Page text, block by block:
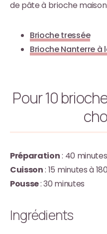
de pâte à brioche maison
Brioche tressée
Brioche Nanterre à
Pour 10
Préparation: 40 minutes
Cuisson: 15 minutes à
Pousse: 30 minutes
Ingrédients